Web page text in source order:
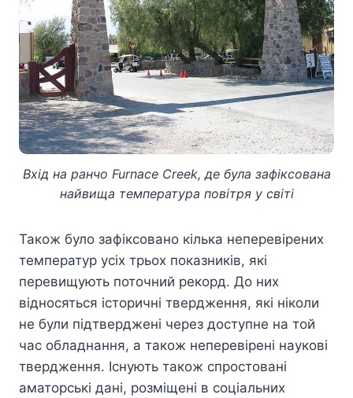
Вхід на ранчо Furnace Creek, де була зафіксована
найвища температура повітря у світі
Також було зафіксовано кілька неперевірених
температур усіх трьох показників, які
перевищують поточний рекорд. До них
відносяться історичні твердження, які ніколи
не були підтверджені через доступне на той
час обладнання, а також неперевірені наукові
твердження. Існують також спростовані
аматорські дані, розміщені в соціальних